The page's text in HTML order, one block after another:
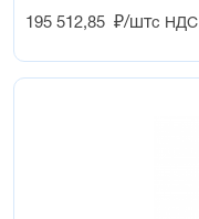
195 512,85 ₽/штс НДС